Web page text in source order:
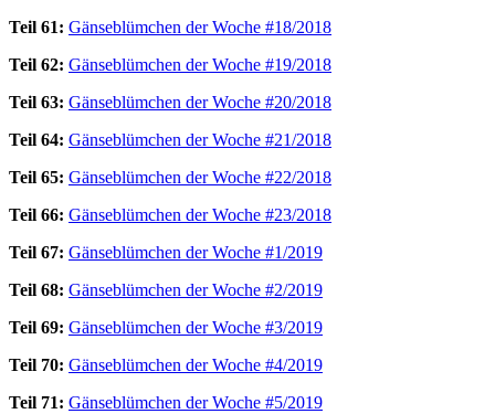
Teil 61: Gänseblümchen der Woche #18/2018
Teil 62: Gänseblümchen der Woche #19/2018
Teil 63: Gänseblümchen der Woche #20/2018
Teil 64: Gänseblümchen der Woche #21/2018
Teil 65: Gänseblümchen der Woche #22/2018
Teil 66: Gänseblümchen der Woche #23/2018
Teil 67: Gänseblümchen der Woche #1/2019
Teil 68: Gänseblümchen der Woche #2/2019
Teil 69: Gänseblümchen der Woche #3/2019
Teil 70: Gänseblümchen der Woche #4/2019
Teil 71: Gänseblümchen der Woche #5/2019